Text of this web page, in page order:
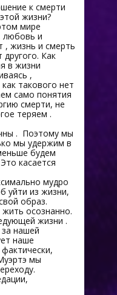
к смерти
жизни?
мире
любовь и
, жизнь и смерть
другого. Как
в жизни
,
такового нет
само понятия
смерти, не
теряем .
. Поэтому мы
мы удержим в
будем
касается
мудро
уйти из жизни,
образ.
осознанно.
жизни .
нашей
наше
мы